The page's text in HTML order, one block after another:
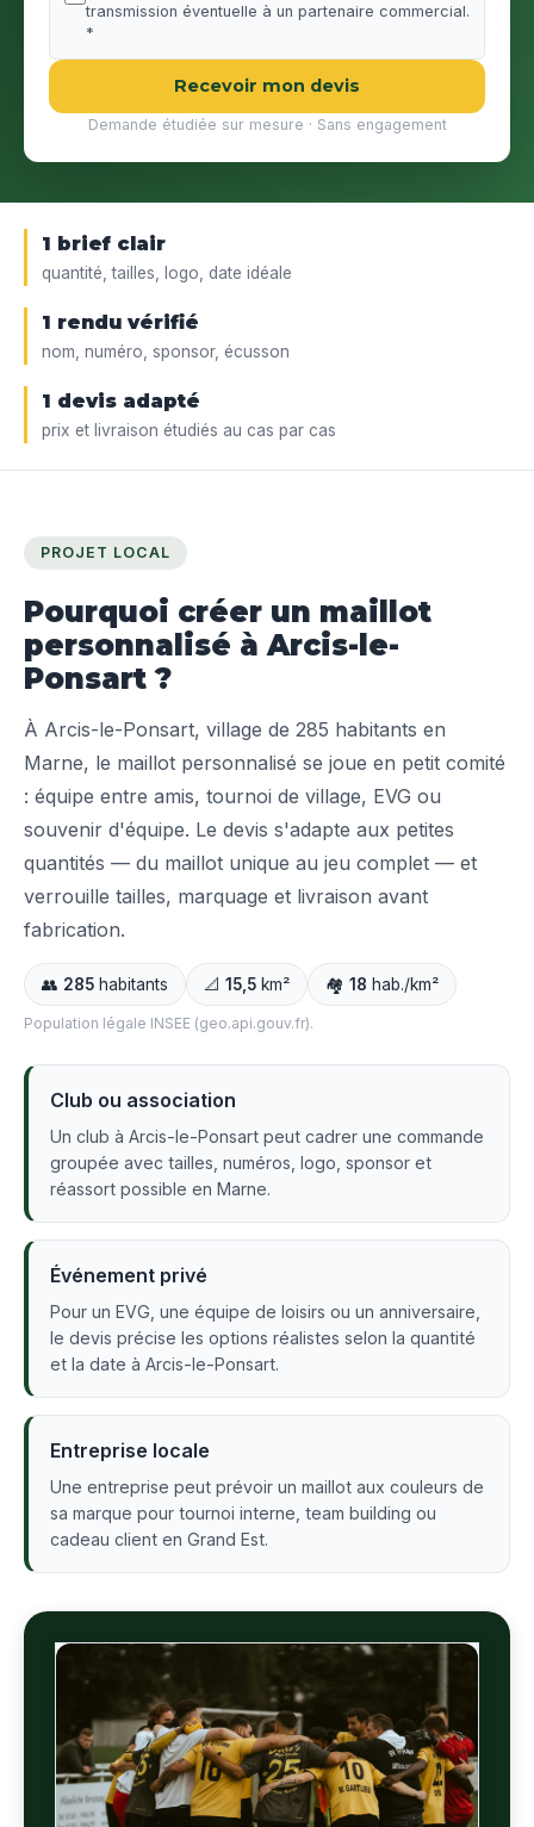
transmission éventuelle à un partenaire commercial.
*
Recevoir mon devis
Demande étudiée sur mesure · Sans engagement
1 brief clair
quantité, tailles, logo, date idéale
1 rendu vérifié
nom, numéro, sponsor, écusson
1 devis adapté
prix et livraison étudiés au cas par cas
PROJET LOCAL
Pourquoi créer un maillot
personnalisé à Arcis-le-
Ponsart ?
À Arcis-le-Ponsart, village de 285 habitants en
Marne, le maillot personnalisé se joue en petit comité
: équipe entre amis, tournoi de village, EVG ou
souvenir d'équipe. Le devis s'adapte aux petites
quantités — du maillot unique au jeu complet — et
verrouille tailles, marquage et livraison avant
fabrication.
👥 285 habitants 📐 15,5 km² 🏘️ 18 hab./km²
Population légale INSEE (geo.api.gouv.fr).
Club ou association
Un club à Arcis-le-Ponsart peut cadrer une commande
groupée avec tailles, numéros, logo, sponsor et
réassort possible en Marne.
Événement privé
Pour un EVG, une équipe de loisirs ou un anniversaire,
le devis précise les options réalistes selon la quantité
et la date à Arcis-le-Ponsart.
Entreprise locale
Une entreprise peut prévoir un maillot aux couleurs de
sa marque pour tournoi interne, team building ou
cadeau client en Grand Est.